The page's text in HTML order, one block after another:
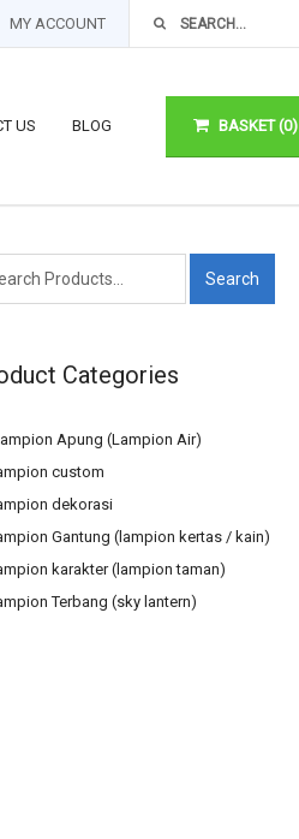
MY ACCOUNT
BASKET (0)
US BLOG
Categories
Apung (Lampion Air)
custom
dekorasi
Gantung (lampion kertas / kain)
karakter (lampion taman)
Terbang (sky lantern)